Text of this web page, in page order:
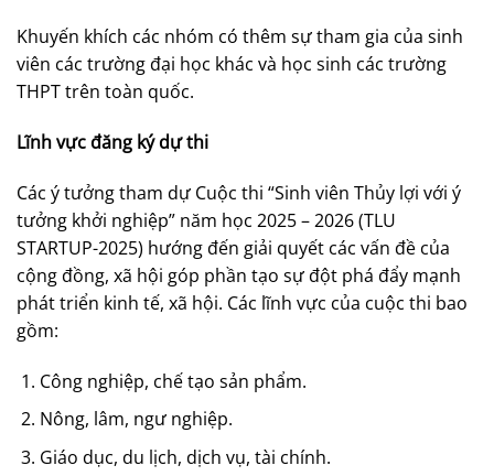
Khuyến khích các nhóm có thêm sự tham gia của sinh
viên các trường đại học khác và học sinh các trường
THPT trên toàn quốc.
Lĩnh vực đăng ký dự thi
Các ý tưởng tham dự Cuộc thi “Sinh viên Thủy lợi với ý
tưởng khởi nghiệp” năm học 2025 – 2026 (TLU
STARTUP-2025) hướng đến giải quyết các vấn đề của
cộng đồng, xã hội góp phần tạo sự đột phá đẩy mạnh
phát triển kinh tế, xã hội. Các lĩnh vực của cuộc thi bao
gồm:
Công nghiệp, chế tạo sản phẩm.
Nông, lâm, ngư nghiệp.
Giáo dục, du lịch, dịch vụ, tài chính.